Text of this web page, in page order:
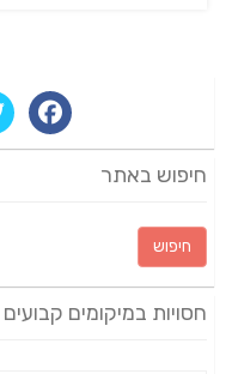
חיפוש באתר
חיפוש:
חסויות במיקומים קבועים